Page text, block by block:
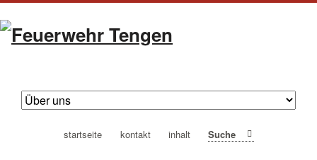
navigation
startseite kontakt inhalt